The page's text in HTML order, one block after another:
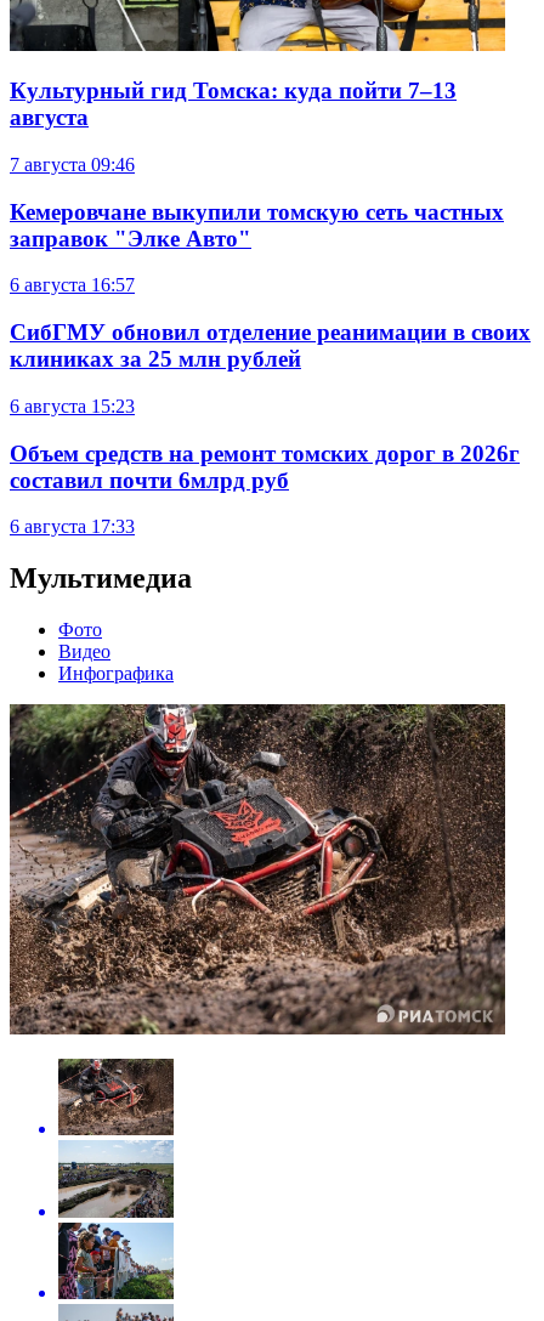
Культурный гид Томска: куда пойти 7–13
августа
7 августа 09:46
Кемеровчане выкупили томскую сеть частных
заправок "Элке Авто"
6 августа 16:57
СибГМУ обновил отделение реанимации в своих
клиниках за 25 млн рублей
6 августа 15:23
Объем средств на ремонт томских дорог в 2026г
составил почти 6млрд руб
6 августа 17:33
Мультимедиа
Фото
Видео
Инфографика